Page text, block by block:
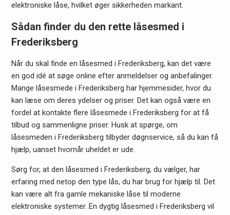
elektroniske låse, hvilket øger sikkerheden markant.
Sådan finder du den rette låsesmed i
Frederiksberg
Når du skal finde en låsesmed i Frederiksberg, kan det være
en god idé at søge online efter anmeldelser og anbefalinger.
Mange låsesmede i Frederiksberg har hjemmesider, hvor du
kan læse om deres ydelser og priser. Det kan også være en
fordel at kontakte flere låsesmede i Frederiksberg for at få
tilbud og sammenligne priser. Husk at spørge, om
låsesmeden i Frederiksberg tilbyder døgnservice, så du kan få
hjælp, uanset hvornår uheldet er ude.
Sørg for, at den låsesmed i Frederiksberg, du vælger, har
erfaring med netop den type lås, du har brug for hjælp til. Det
kan være alt fra gamle mekaniske låse til moderne
elektroniske systemer. En dygtig låsesmed i Frederiksberg vil